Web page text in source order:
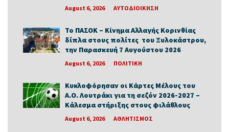
August 6, 2026 ΑΥΤΟΔΙΟΙΚΗΣΗ
Το ΠΑΣΟΚ – Κίνημα Αλλαγής Κορινθίας
δίπλα στους πολίτες του Ξυλοκάστρου,
την Παρασκευή 7 Αυγούστου 2026
August 6, 2026 ΠΟΛΙΤΙΚΗ
Κυκλοφόρησαν οι Κάρτες Μέλους του
Α.Ο. Λουτράκι για τη σεζόν 2026-2027 –
Κάλεσμα στήριξης στους φιλάθλους
August 6, 2026 ΑΘΛΗΤΙΣΜΟΣ